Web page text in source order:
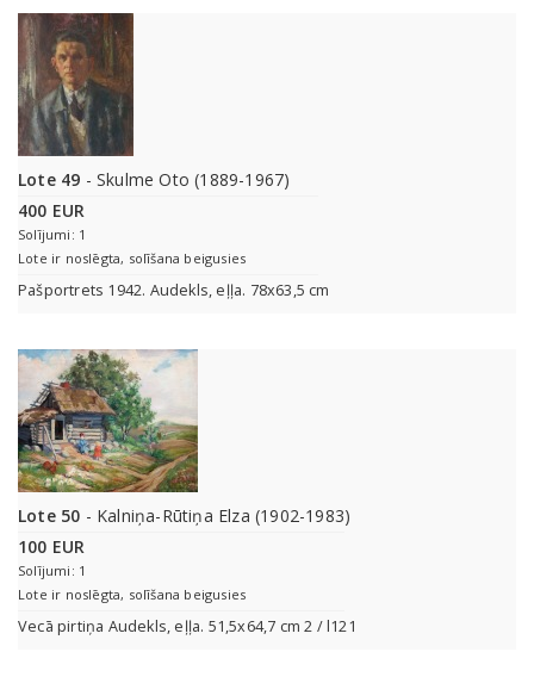
Lote 49 - Skulme Oto (1889-1967)
400 EUR
Solījumi: 1
Lote ir noslēgta, solīšana beigusies
Pašportrets 1942. Audekls, eļļa. 78x63,5 cm
Lote 50 - Kalniņa-Rūtiņa Elza (1902-1983)
100 EUR
Solījumi: 1
Lote ir noslēgta, solīšana beigusies
Vecā pirtiņa Audekls, eļļa. 51,5x64,7 cm 2 / l121